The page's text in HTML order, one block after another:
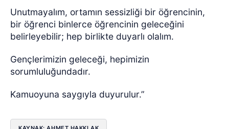
Unutmayalım, ortamın sessizliği bir öğrencinin,
bir öğrenci binlerce öğrencinin geleceğini
belirleyebilir; hep birlikte duyarlı olalım.
Gençlerimizin geleceği, hepimizin
sorumluluğundadır.
Kamuoyuna saygıyla duyurulur.”